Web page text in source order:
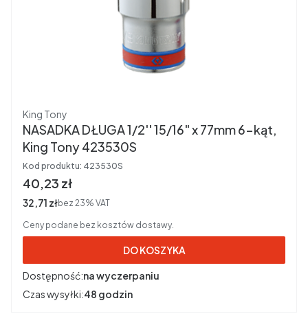
Producent
King Tony
NASADKA DŁUGA 1/2'' 15/16" x 77mm 6-kąt,
King Tony 423530S
Kod produktu: 423530S
Cena brutto
40,23 zł
Cena netto
32,71 złbez 23% VAT
Ceny podane bez kosztów dostawy.
DO KOSZYKA
Dostępność:na wyczerpaniu
Czas wysyłki:48 godzin